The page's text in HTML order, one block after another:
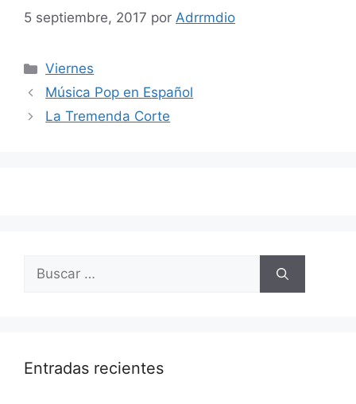
5 septiembre, 2017 por Adrrmdio
Categorías
Viernes
Navegación
de
Música Pop en Español
La Tremenda Corte
Buscar:
Entradas recientes